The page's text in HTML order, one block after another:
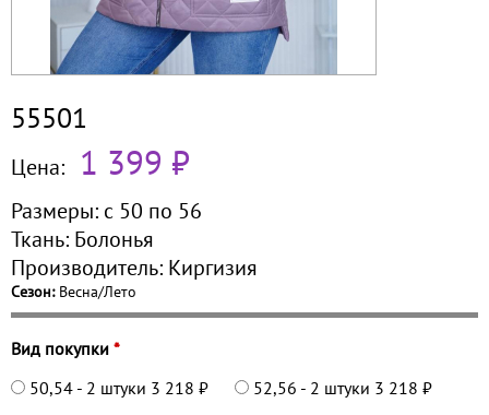
55501
Цена: 1 399 ₽
Размеры: с 50 по 56
Ткань: Болонья
Производитель: Киргизия
Сезон: Весна/Лето
Вид покупки *
50,54 - 2 штуки 3 218 ₽ 52,56 - 2 штуки 3 218 ₽